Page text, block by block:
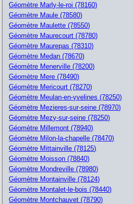
Géomètre Marly-le-roi (78160)
Géomètre Maule (78580)
Géomètre Maulette (78550)
Géomètre Maurecourt (78780)
Géomètre Maurepas (78310)
Géomètre Medan (78670)
Géomètre Menerville (78200)
Géomètre Mere (78490)
Géomètre Mericourt (78270)
Géomètre Meulan-en-yvelines (78250)
Géomètre Mezieres-sur-seine (78970)
Géomètre Mezy-sur-seine (78250)
Géomètre Millemont (78940)
Géomètre Milon-la-chapelle (78470)
Géomètre Mittainville (78125)
Géomètre Moisson (78840)
Géomètre Mondreville (78980)
Géomètre Montainville (78124)
Géomètre Montalet-le-bois (78440)
Géomètre Montchauvet (78790)